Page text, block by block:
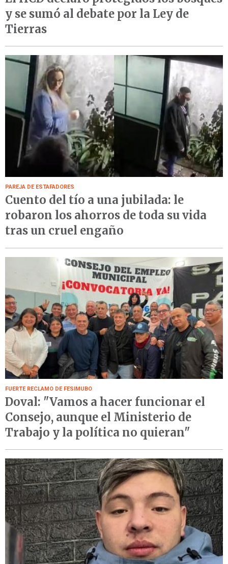
y se sumó al debate por la Ley de
Tierras
PAREJA DE ESTAFADORES
Cuento del tío a una jubilada: le
robaron los ahorros de toda su vida
tras un cruel engaño
FUERTE RECLAMO DE FESIMUBO
Doval: "Vamos a hacer funcionar el
Consejo, aunque el Ministerio de
Trabajo y la política no quieran"